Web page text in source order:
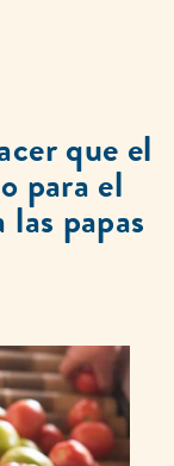
que el
para el
papas